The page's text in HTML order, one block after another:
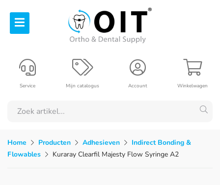
Winkelwagen
Account
Mijn catalogus
Service
Home Producten Adhesieven
Indirect Bonding &
Flowables
Kuraray Clearfil Majesty Flow Syringe A2